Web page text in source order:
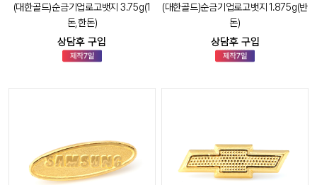
(대한골드)순금기업로고뱃지 3.75g(1
돈,한돈)
상담후 구입
(대한골드)순금기업로고뱃지 1.875g(반
돈)
상담후 구입